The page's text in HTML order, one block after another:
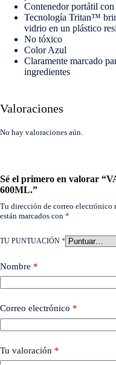
Contenedor portátil
Tecnología Tritan™
vidrio en un plástico
No tóxico
Color Azul
Claramente marcado
ingredientes
Valoraciones
No hay valoraciones aún.
Sé el primero en valorar
600ML.”
Tu dirección de correo electrónico
están marcados con *
TU PUNTUACIÓN *
Nombre *
Correo electrónico *
Tu valoración *